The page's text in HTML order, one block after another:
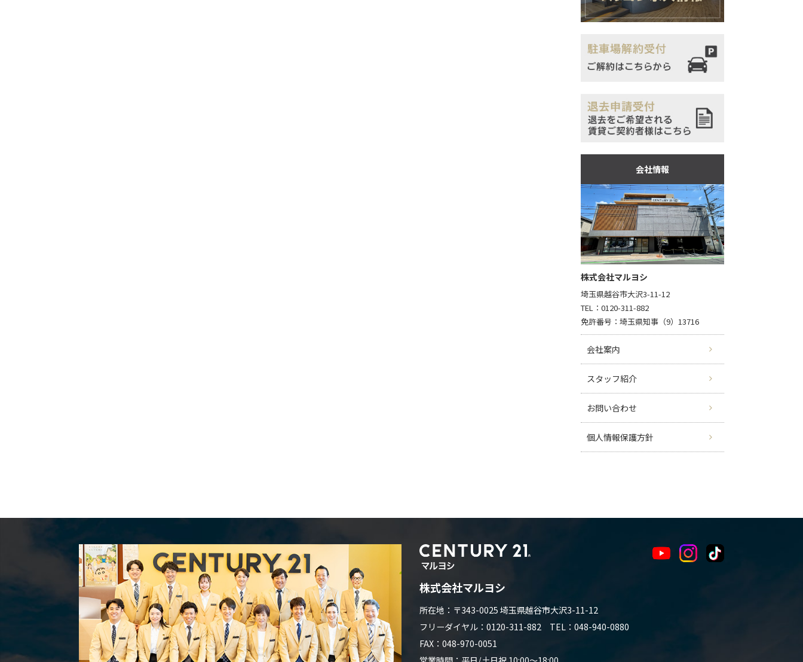
会社情報
株式会社マルヨシ
埼玉県越谷市大沢3-11-12
TEL：0120-311-882
免許番号：埼玉県知事（9）13716
会社案内
スタッフ紹介
お問い合わせ
個人情報保護方針
株式会社マルヨシ
所在地：〒343-0025 埼玉県越谷市大沢3-11-12
フリーダイヤル：0120-311-882 TEL：048-940-0880
FAX：048-970-0051